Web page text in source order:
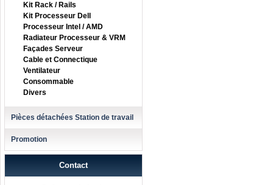
Kit Rack / Rails
Kit Processeur Dell
Processeur Intel / AMD
Radiateur Processeur & VRM
Façades Serveur
Cable et Connectique
Ventilateur
Consommable
Divers
Pièces détachées Station de travail
Promotion
Contact